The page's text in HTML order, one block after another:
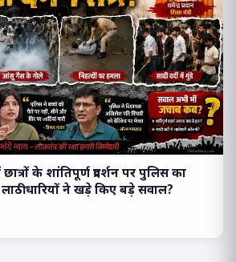
के शांतिपूर्ण प्रदर्शन पर पुलिस का
ने खड़े किए बड़े सवाल?